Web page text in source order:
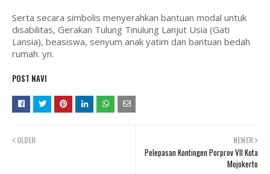
Serta secara simbolis menyerahkan bantuan modal untuk
disabilitas, Gerakan Tulung Tinulung Lanjut Usia (Gati
Lansia), beasiswa, senyum anak yatim dan bantuan bedah
rumah. yn.
POST NAVI
NEWER
Pelepasan Kontingen Porprov VII Kota
Mojokerto
OLDER